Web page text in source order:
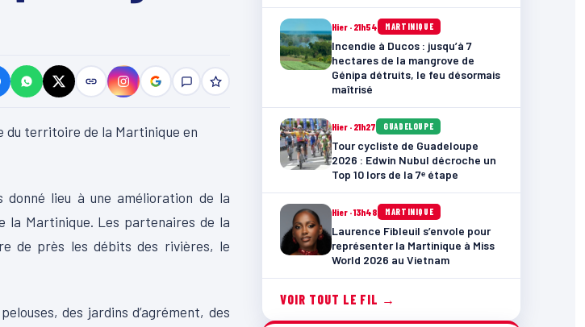
du territoire de la Martinique en
donné lieu à une amélioration de la
la Martinique. Les partenaires de la
de près les débits des rivières, le
des jardins d’agrément, des
Hier · 21h54 MARTINIQUE
Incendie à Ducos : jusqu’à 7
hectares de la mangrove de
Génipa détruits, le feu désormais
maîtrisé
Hier · 21h27 GUADELOUPE
Tour cycliste de Guadeloupe
2026 : Edwin Nubul décroche un
Top 10 lors de la 7ᵉ étape
Hier · 13h48 MARTINIQUE
Laurence Fibleuil s’envole pour
représenter la Martinique à Miss
World 2026 au Vietnam
VOIR TOUT LE FIL →